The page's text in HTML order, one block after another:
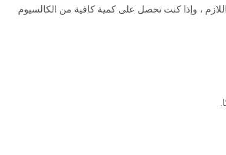
، وإذا كنت تحصل على كمية كافية من الكالسيوم